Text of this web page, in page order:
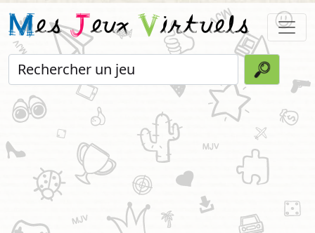
MesJeuxVirtuels